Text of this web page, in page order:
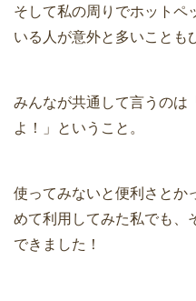
そして私の周りでホットペ
いる人が意外と多いことも
みんなが共通して言うのは
よ！」ということ。
使ってみないと便利さとか
めて利用してみた私でも、
できました！